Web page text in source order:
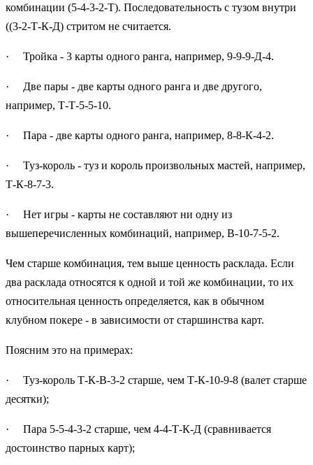
комбинации (5-4-3-2-Т). Последовательность с тузом внутри
((3-2-Т-К-Д) стритом не считается.
· Тройка - 3 карты одного ранга, например, 9-9-9-Д-4.
· Две пары - две карты одного ранга и две другого,
например, Т-Т-5-5-10.
· Пара - две карты одного ранга, например, 8-8-К-4-2.
· Туз-король - туз и король произвольных мастей, например,
Т-К-8-7-3.
· Нет игры - карты не составляют ни одну из
вышеперечисленных комбинаций, например, В-10-7-5-2.
Чем старше комбинация, тем выше ценность расклада. Если
два расклада относятся к одной и той же комбинации, то их
относительная ценность определяется, как в обычном
клубном покере - в зависимости от старшинства карт.
Поясним это на примерах:
· Туз-король Т-К-В-3-2 старше, чем Т-К-10-9-8 (валет старше
десятки);
· Пара 5-5-4-3-2 старше, чем 4-4-Т-К-Д (сравнивается
достоинство парных карт);